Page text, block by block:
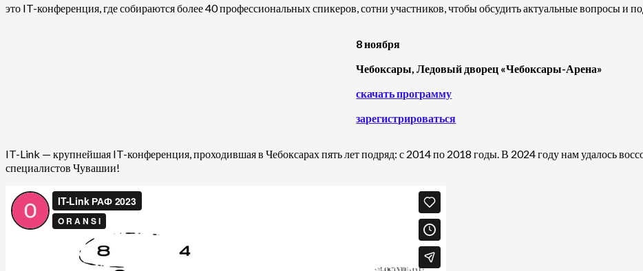
это IT-конференция, где собираются более 40 профессиональных спикеров, сотни участников, чтобы обсудить актуальные вопросы и
8 ноября
Чебоксары, Ледовый дворец «Чебоксары-Арена»
скачать программу
зарегистрироваться
IT-Link — крупнейшая IT-конференция, проходившая в Чебоксарах пять лет подряд: с 2014 по 2018 годы. В 2024 году нам удалось
специалистов Чувашии!